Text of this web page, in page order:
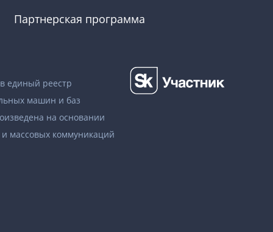
Партнерская программа
единый реестр
машин и баз
на основании
массовых коммуникаций